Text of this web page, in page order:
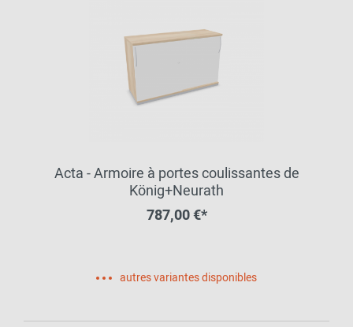
Acta - Armoire à portes coulissantes de
König+Neurath
787,00 €*
autres variantes disponibles